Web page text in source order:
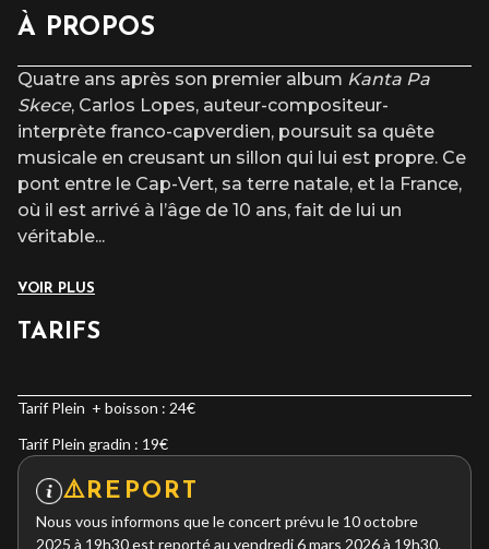
À PROPOS
Quatre ans après son premier album Kanta Pa
Skece, Carlos Lopes, auteur-compositeur-
interprète franco-capverdien, poursuit sa quête
musicale en creusant un sillon qui lui est propre. Ce
pont entre le Cap-Vert, sa terre natale, et la France,
où il est arrivé à l’âge de 10 ans, fait de lui un
véritable...
VOIR PLUS
TARIFS
Tarif Plein + boisson : 24€
Tarif Plein gradin : 19€
⚠️REPORT
Nous vous informons que le concert prévu le 10 octobre
2025 à 19h30 est reporté au vendredi 6 mars 2026 à 19h30.